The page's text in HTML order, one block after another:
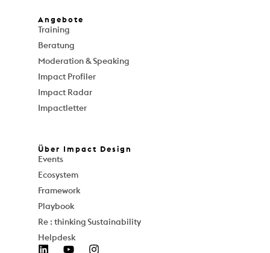
Angebote
Training
Beratung
Moderation & Speaking
Impact Profiler
Impact Radar
Impactletter
Über Impact Design
Events
Ecosystem
Framework
Playbook
Re : thinking Sustainability
Helpdesk